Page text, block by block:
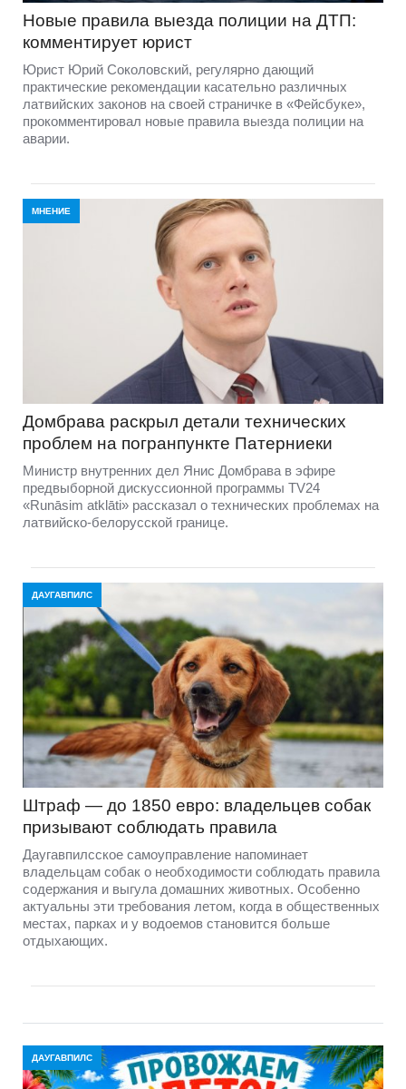
Новые правила выезда полиции на ДТП:
комментирует юрист
Юрист Юрий Соколовский, регулярно дающий
практические рекомендации касательно различных
латвийских законов на своей страничке в «Фейсбуке»,
прокомментировал новые правила выезда полиции на
аварии.
МНЕНИЕ
Домбравa раскрыл детали технических
проблем на погранпункте Патерниеки
Министр внутренних дел Янис Домбрава в эфире
предвыборной дискуссионной программы TV24
«Runāsim atklāti» рассказал о технических проблемах на
латвийско-белорусской границе.
ДАУГАВПИЛС
Штраф — до 1850 евро: владельцев собак
призывают соблюдать правила
Даугавпилсское самоуправление напоминает
владельцам собак о необходимости соблюдать правила
содержания и выгула домашних животных. Особенно
актуальны эти требования летом, когда в общественных
местах, парках и у водоемов становится больше
отдыхающих.
ДАУГАВПИЛС